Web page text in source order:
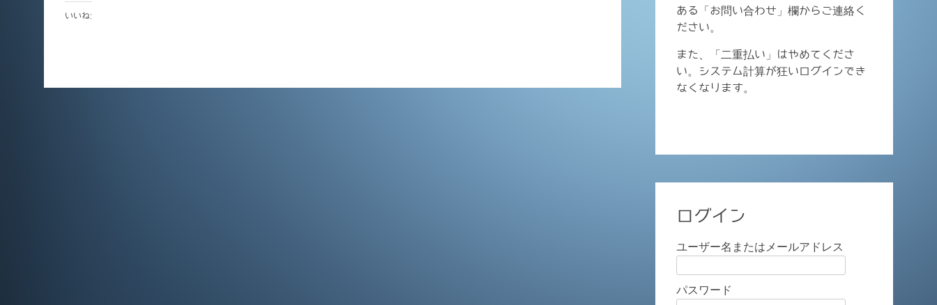
いいね:
ある「お問い合わせ」欄からご連絡く
ださい。
また、「二重払い」はやめてくださ
い。システム計算が狂いログインでき
なくなります。
ログイン
ユーザー名またはメールアドレス
パスワード